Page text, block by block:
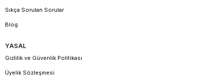
Sıkça Sorulan Sorular
Blog
YASAL
Gizlilik ve Güvenlik Politikası
Üyelik Sözleşmesi